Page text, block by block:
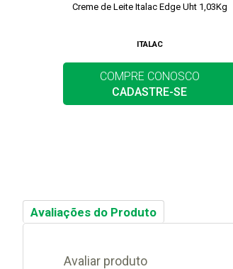
Creme de Leite Italac Edge Uht 1,03Kg
ITALAC
COMPRE CONOSCO
CADASTRE-SE
Avaliações do Produto
Avaliar produto